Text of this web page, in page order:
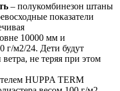
– полукомбинезон штаны
показатели
10000 мм и
г/м2/24. Дети будут
не теряя при этом
HUPPA TERM